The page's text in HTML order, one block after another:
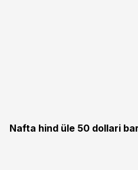
Nafta hind üle 50 dollari